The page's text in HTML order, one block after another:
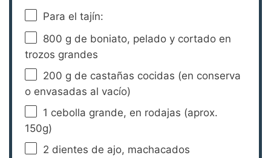
Para el tajín:
800 g de boniato, pelado y cortado en
trozos grandes
200 g de castañas cocidas (en conserva
o envasadas al vacío)
1 cebolla grande, en rodajas (aprox.
150g)
2 dientes de ajo, machacados